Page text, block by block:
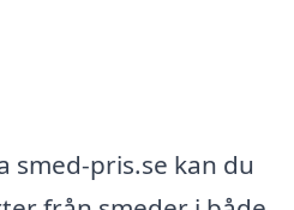
smed-pris.se kan du